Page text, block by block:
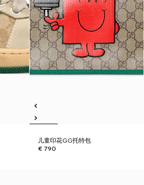
儿童印花GG托特包
€ 790